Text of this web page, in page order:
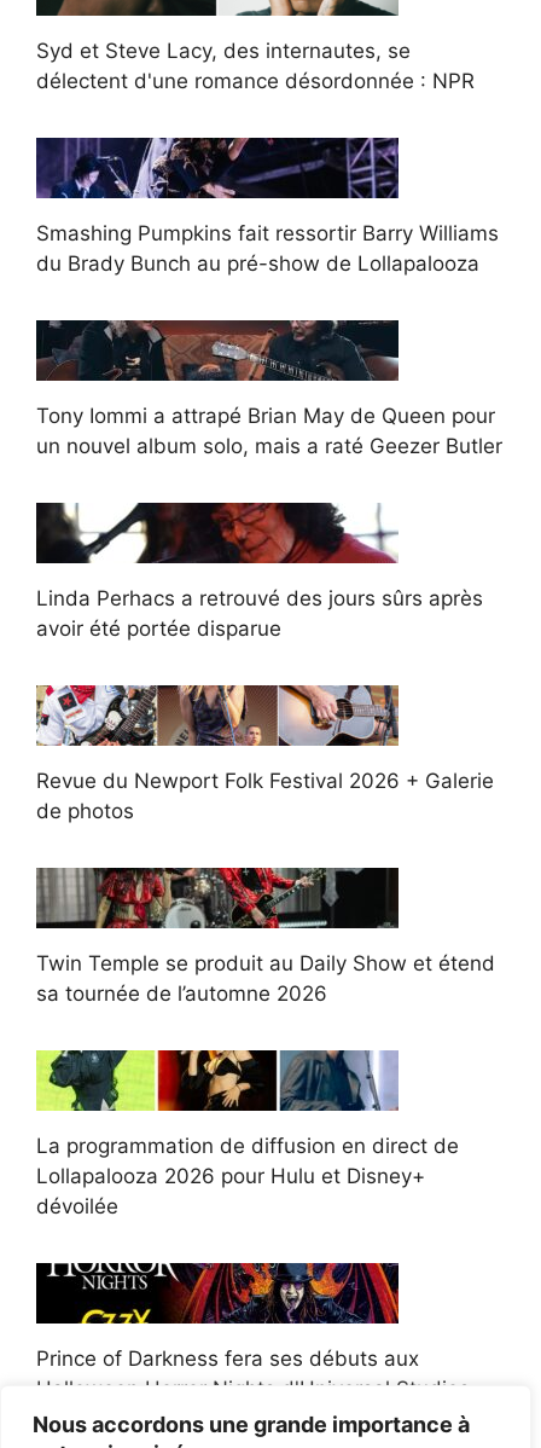
Nous accordons une grande importance à
Syd et Steve Lacy, des internautes, se
délectent d'une romance désordonnée : NPR
Smashing Pumpkins fait ressortir Barry Williams
du Brady Bunch au pré-show de Lollapalooza
Tony Iommi a attrapé Brian May de Queen pour
un nouvel album solo, mais a raté Geezer Butler
Linda Perhacs a retrouvé des jours sûrs après
avoir été portée disparue
Revue du Newport Folk Festival 2026 + Galerie
de photos
Twin Temple se produit au Daily Show et étend
sa tournée de l’automne 2026
La programmation de diffusion en direct de
Lollapalooza 2026 pour Hulu et Disney+
dévoilée
Prince of Darkness fera ses débuts aux
Halloween Horror Nights d'Universal Studios